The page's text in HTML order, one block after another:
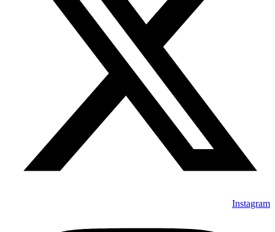
Instagram